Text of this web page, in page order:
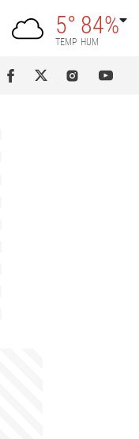
5°
TEMP
84%
HUM